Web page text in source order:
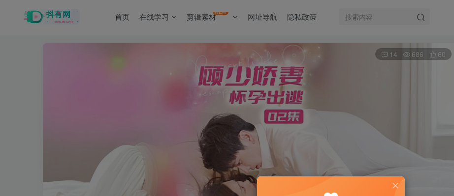
首页 在线学习 剪辑素材NEW 网址导航 隐私政策
14 686 60